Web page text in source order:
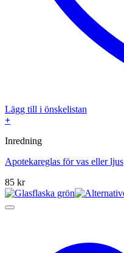
Lägg till i önskelistan
+
Inredning
Apotekareglas för vas eller ljus
85 kr